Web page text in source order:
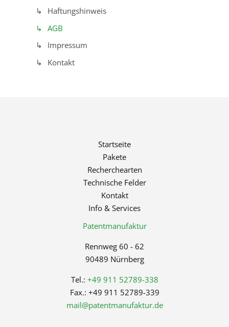
Haftungshinweis
AGB
Impressum
Kontakt
Startseite
Pakete
Recherchearten
Technische Felder
Kontakt
Info & Services
Patentmanufaktur
Rennweg 60 - 62
90489 Nürnberg
Tel.: +49 911 52789-338
Fax.: +49 911 52789-339
mail@patentmanufaktur.de